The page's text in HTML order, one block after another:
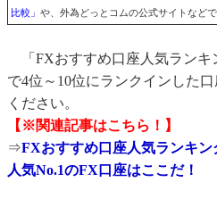
比較」 や、外為どっとコムの公式サイトなど
「FXおすすめ口座人気ランキ
で4位～10位にランクインした
ください。
【※関連記事はこちら！】
⇒FXおすすめ口座人気ランキ
人気No.1のFX口座はここだ！